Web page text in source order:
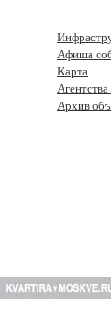
Афиша
Карта
Архив